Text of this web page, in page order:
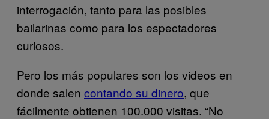
interrogación, tanto para las posibles
bailarinas como para los espectadores
curiosos.
Pero los más populares son los videos en
donde salen contando su dinero, que
fácilmente obtienen 100.000 visitas. “No